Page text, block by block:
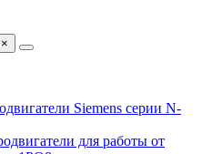
×
Siemens серии N-
для работы от